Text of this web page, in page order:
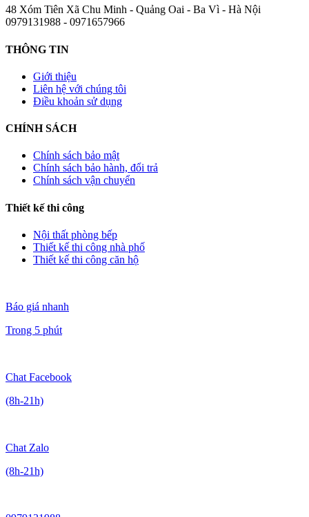
48 Xóm Tiên Xã Chu Minh - Quảng Oai - Ba Vì - Hà Nội
0979131988 - 0971657966
THÔNG TIN
Giới thiệu
Liên hệ với chúng tôi
Điều khoản sử dụng
CHÍNH SÁCH
Chính sách bảo mật
Chính sách bảo hành, đổi trả
Chính sách vận chuyển
Thiết kế thi công
Nội thất phòng bếp
Thiết kế thi công nhà phố
Thiết kế thi công căn hộ
Báo giá nhanh
Trong 5 phút
Chat Facebook
(8h-21h)
Chat Zalo
(8h-21h)